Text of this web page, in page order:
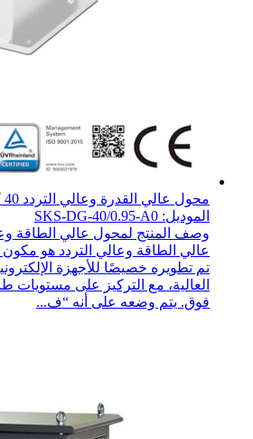
محول عالي القدرة وعالي التردد 40 كيلو فولت أمبير لـ SST
الموديل: SKS-DG-40/0.95-A0
وصف المنتج لمحول عالي الطاقة
عالي الطاقة وعالي التردد هو
تم تطويره خصيصًا للأجهزة
فوق. يتم وضعه على أنه “ف...